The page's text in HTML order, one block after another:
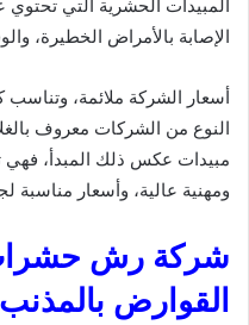
المبيدات الحشرية التي
الإصابة بالأمراض الخطيرة،
أسعار الشركة ملائمة،
النوع من الشركات معروف
مبيدات عكس ذلك المبدأ، فهي
ومهنية عالية، وأسعار مناسبة
شركة رش
القوارض بالمذنب